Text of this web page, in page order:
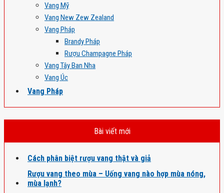
Vang Mỹ
Vang New Zew Zealand
Vang Pháp
Brandy Pháp
Rượu Champagne Pháp
Vang Tây Ban Nha
Vang Úc
Vang Pháp
Bài viết mới
Cách phân biệt rượu vang thật và giả
Rượu vang theo mùa – Uống vang nào hợp mùa nóng,
mùa lạnh?